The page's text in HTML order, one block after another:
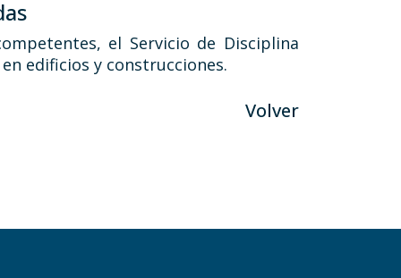
el Servicio de Disciplina
edificios y construcciones.
Volver